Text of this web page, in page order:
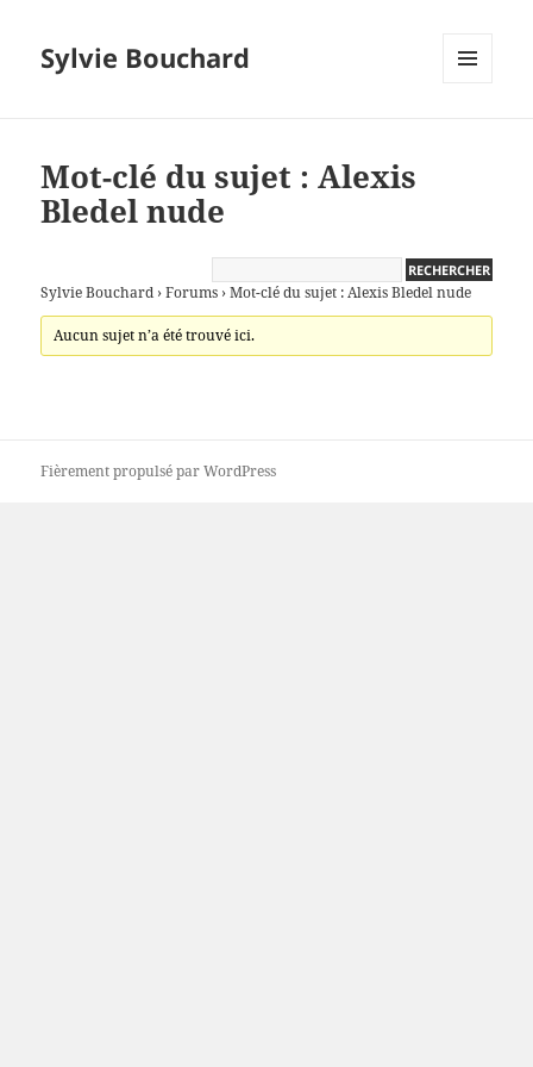
Sylvie Bouchard
Mot-clé du sujet : Alexis
Bledel nude
Sylvie Bouchard › Forums › Mot-clé du sujet : Alexis Bledel nude
Aucun sujet n’a été trouvé ici.
Fièrement propulsé par WordPress